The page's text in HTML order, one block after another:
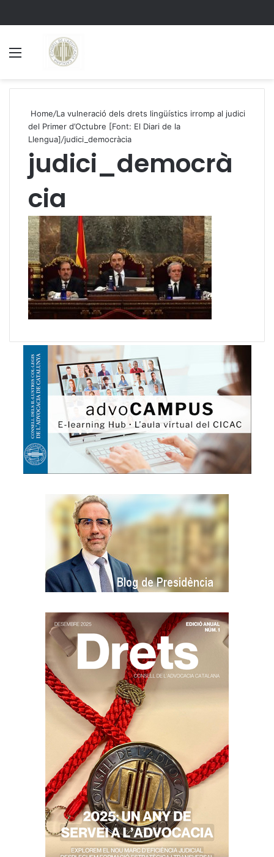
Home/La vulneració dels drets lingüístics irromp al judici
del Primer d’Octubre [Font: El Diari de la
Llengua]/judici_democràcia
judici_democrà
cia